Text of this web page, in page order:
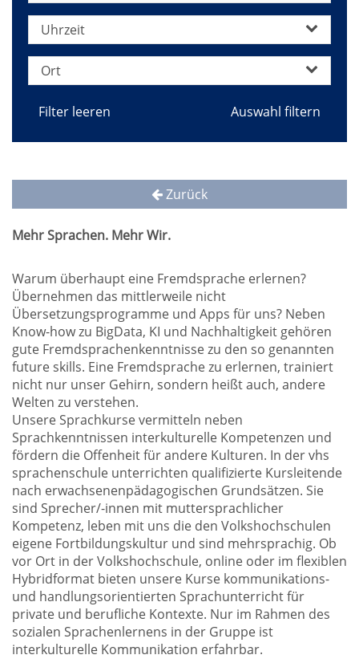
Uhrzeit
Ort
Filter leeren
Zurück
Mehr Sprachen. Mehr Wir.
Warum überhaupt eine Fremdsprache erlernen?
Übernehmen das mittlerweile nicht
Übersetzungsprogramme und Apps für uns? Neben
Know-how zu BigData, KI und Nachhaltigkeit gehören
gute Fremdsprachenkenntnisse zu den so genannten
future skills. Eine Fremdsprache zu erlernen, trainiert
nicht nur unser Gehirn, sondern heißt auch, andere
Welten zu verstehen.
Unsere Sprachkurse vermitteln neben
Sprachkenntnissen interkulturelle Kompetenzen und
fördern die Offenheit für andere Kulturen. In der vhs
sprachenschule unterrichten qualifizierte Kursleitende
nach erwachsenenpädagogischen Grundsätzen. Sie
sind Sprecher/-innen mit muttersprachlicher
Kompetenz, leben mit uns die den Volkshochschulen
eigene Fortbildungskultur und sind mehrsprachig. Ob
vor Ort in der Volkshochschule, online oder im flexiblen
Hybridformat bieten unsere Kurse kommunikations-
und handlungsorientierten Sprachunterricht für
private und berufliche Kontexte. Nur im Rahmen des
sozialen Sprachenlernens in der Gruppe ist
interkulturelle Kommunikation erfahrbar.